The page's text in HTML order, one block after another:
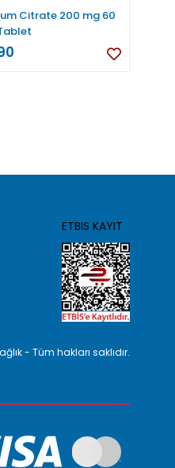
Citrate 200 mg 60
ETBIS KAYIT
- Tüm hakları saklıdır.